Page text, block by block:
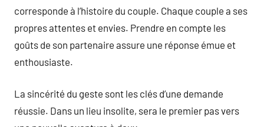
corresponde à l’histoire du couple. Chaque couple a ses
propres attentes et envies. Prendre en compte les
goûts de son partenaire assure une réponse émue et
enthousiaste.
La sincérité du geste sont les clés d’une demande
réussie. Dans un lieu insolite, sera le premier pas vers